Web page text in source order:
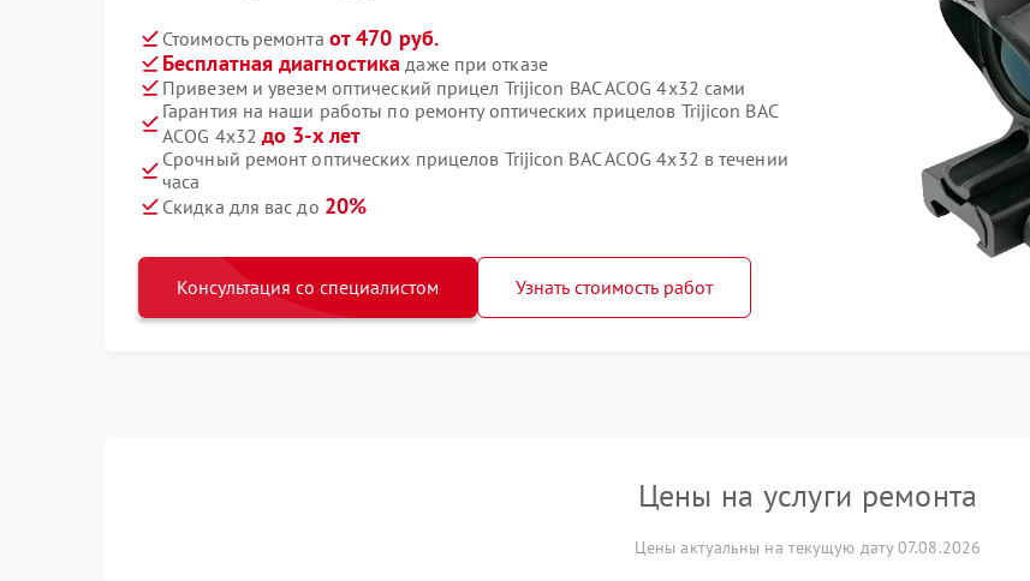
Стоимость ремонта от 470 руб.
Бесплатная диагностика даже при отказе
Привезем и увезем оптический прицел Trijicon BAC ACOG 4x32 сами
Гарантия на наши работы по ремонту оптических прицелов Trijicon BAC
ACOG 4x32 до 3-х лет
Срочный ремонт оптических прицелов Trijicon BAC ACOG 4x32 в течении
часа
Скидка для вас до 20%
Консультация со специалистом Узнать стоимость работ
Цены на услуги ремонта
Цены актуальны на текущую дату 07.08.2026